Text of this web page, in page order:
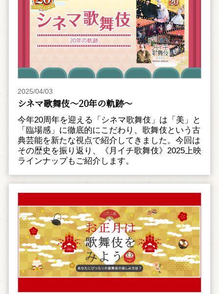
2025/04/03
シネマ歌舞伎～20年の軌跡～
今年20周年を迎える「シネマ歌舞伎」は「美」と
「臨場感」に徹底的にこだわり、歌舞伎という古
典芸能を新たな視点で紹介してきました。今回は
その歴史を振り返り、《月イチ歌舞伎》2025上映
ラインナップもご紹介します。